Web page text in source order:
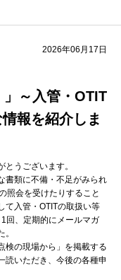
2026年06月17日
」～入管・OTIT
報を紹介しま
うございます。
書類に不備・不足がみられ
照会を受けたりすること
て入管・OTITの取扱い等
回、定期的にメールマガ
検の現場から」を掲載する
読いただき、今後の各種申